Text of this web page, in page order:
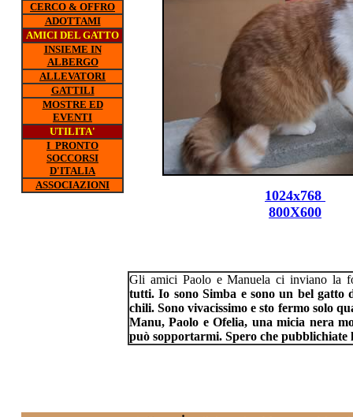
1024x768
800X600
Gli amici Paolo e Manuela ci inviano la
tutti. Io sono Simba e sono un bel gatto
chili. Sono vivacissimo e sto fermo solo
Manu, Paolo e Ofelia, una micia nera
può sopportarmi. Spero che pubblichiate
CERCO & OFFRO
ADOTTAMI
AMICI DEL GATTO
INSIEME IN
ALBERGO
ALLEVATORI
GATTILI
MOSTRE ED
EVENTI
UTILITA'
I PRONTO
SOCCORSI
D'ITALIA
ASSOCIAZIONI